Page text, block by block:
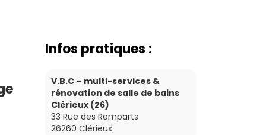
Infos pratiques :
V.B.C – multi-services &
rénovation de salle de bains
Clérieux (26)
33 Rue des Remparts
26260 Clérieux